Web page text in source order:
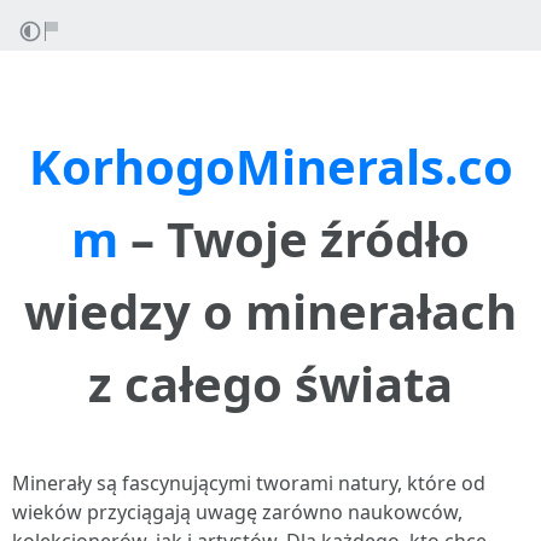
KorhogoMinerals.co
m – Twoje źródło
wiedzy o minerałach
z całego świata
Minerały są fascynującymi tworami natury, które od
wieków przyciągają uwagę zarówno naukowców,